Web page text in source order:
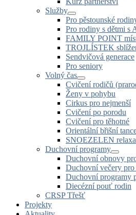
Služby
Pro pěstounské
Pro rodiny s dětmi s
FAMILY POINT
TROJLÍSTEK
Sendvičová generace
Pro seniory
Volný čas
Cvičení rodičů
Ženy v pohybu
Cirkus pro nejmenší
Cvičení po porodu
Cvičení pro těhotné
Orientální břišní
SNOEZELEN
Duchovní programy
Duchovní obnovy
Duchovní večery pro
Duchovní programy
Diecézní pouť rodin
CRSP Třešť
Projekty